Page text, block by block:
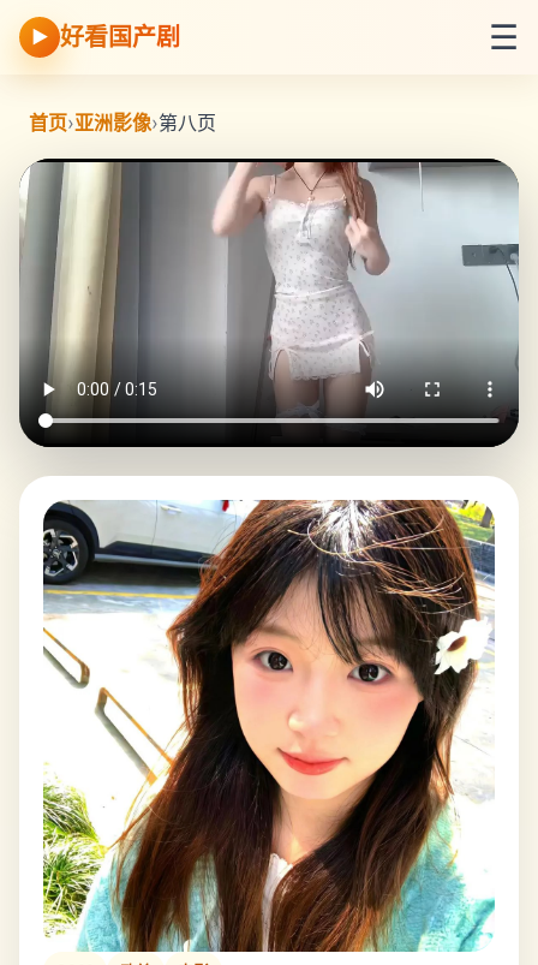
▶ 好看国产剧 ☰
首页›亚洲影像›第八页